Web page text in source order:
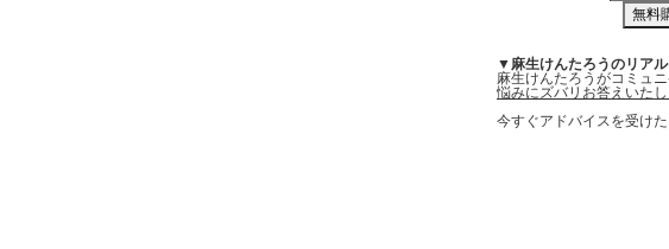
▼麻生けんたろうのリア
麻生けんたろうがコミュ
悩みにズバリお答えいたし
今すぐアドバイスを受け